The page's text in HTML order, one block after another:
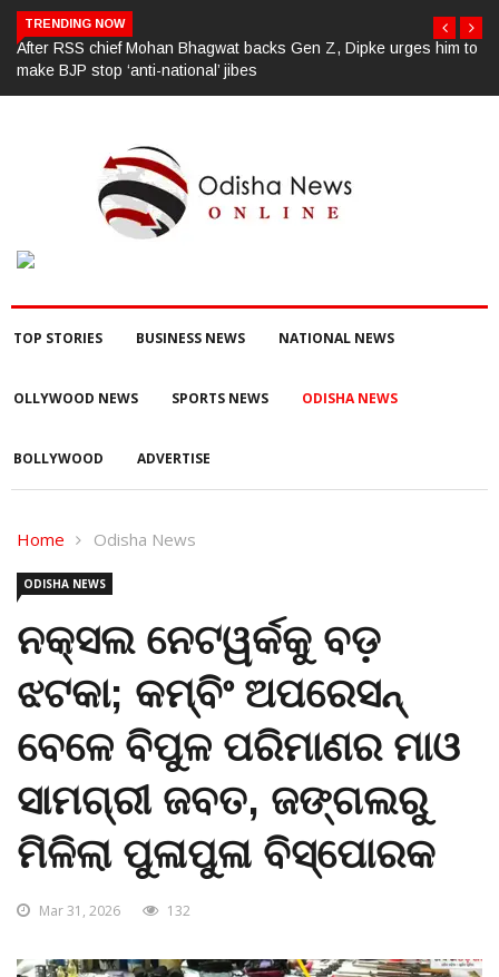
TRENDING NOW
to ପୂର୍ବ ଶତ୍ରୁତାରୁ ବିଜେପି ନେତାଙ୍କ ହତ୍ୟା, ୩ ଅଭିଯୁକ୍ତଙ୍କୁ ବାନ୍ଧିଲା ପୋଲିସ
TOP STORIES BUSINESS NEWS NATIONAL NEWS
OLLYWOOD NEWS SPORTS NEWS ODISHA NEWS
BOLLYWOOD ADVERTISE
Home Odisha News
ODISHA NEWS
ନକ୍ସଲ ନେଟୱର୍କକୁ ବଡ଼
ଝଟକା; କମ୍ବିଂ ଅପରେସନ୍
ବେଳେ ବିପୁଳ ପରିମାଣର ମାଓ
ସାମଗ୍ରୀ ଜବତ, ଜଙ୍ଗଲରୁ
ମିଳିଲା ପୁଳାପୁଳା ବିସ୍ପୋରକ
Mar 31, 2026 132